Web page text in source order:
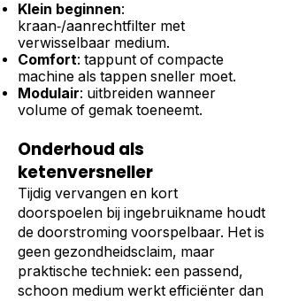
Klein beginnen:
kraan‑/aanrechtfilter met
verwisselbaar medium.
Comfort: tappunt of compacte
machine als tappen sneller moet.
Modulair: uitbreiden wanneer
volume of gemak toeneemt.
Onderhoud als
ketenversneller
Tijdig vervangen en kort
doorspoelen bij ingebruikname houdt
de doorstroming voorspelbaar. Het is
geen gezondheidsclaim, maar
praktische techniek: een passend,
schoon medium werkt efficiënter dan